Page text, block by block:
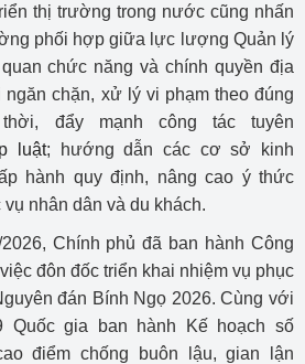
thị trường trong nước cũng nhấn
phối hợp giữa lực lượng Quản lý
chức năng và chính quyền địa
chặn, xử lý vi phạm theo đúng
đẩy mạnh công tác tuyên
luật; hướng dẫn các cơ sở kinh
hành quy định, nâng cao ý thức
nhân dân và du khách.
Chính phủ đã ban hành Công
đôn đốc triển khai nhiệm vụ phục
đán Bính Ngọ 2026. Cùng với
Quốc gia ban hành Kế hoạch số
điểm chống buôn lậu, gian lận